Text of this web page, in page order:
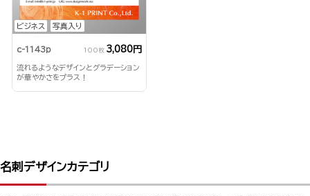
ビジネス 写真入り
c-1143p 100枚 3,080円
流れるようなデザインとグラデーション
が華やかさをプラス！
名刺デザインカテゴリ